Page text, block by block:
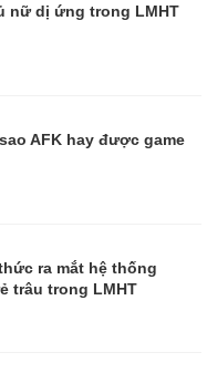
nữ dị ứng trong LMHT
AFK hay được game
ra mắt hệ thống
trâu trong LMHT